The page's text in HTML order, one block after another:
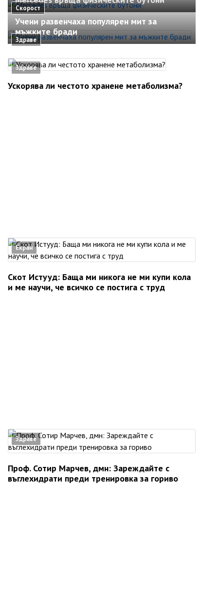
Скорост
Здраве
Учени развенчаха популярен мит за
мъжките бради
Здраве
Ускорява ли честото хранене метаболизма?
Екран
Скот Истууд: Баща ми никога не ми купи кола
и ме научи, че всичко се постига с труд
Здраве
Проф. Сотир Марчев, дмн: Зареждайте с
въглехидрати преди тренировка за гориво